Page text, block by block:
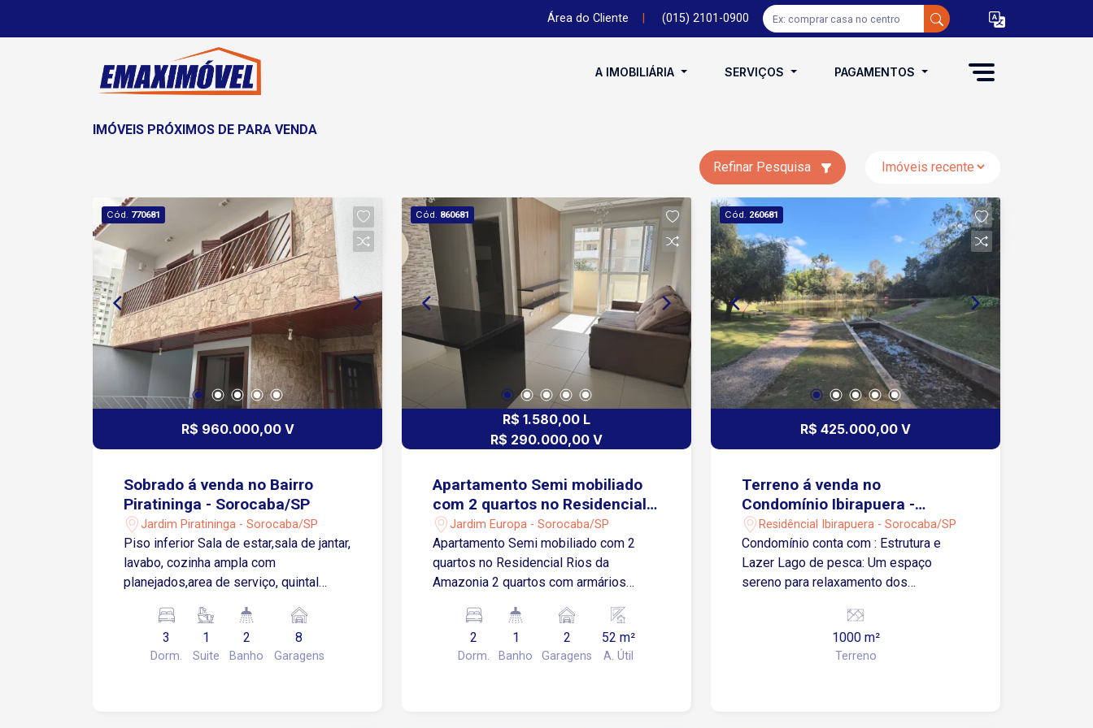
Área do Cliente (015) 2101-0900
A IMOBILIÁRIA SERVIÇOS PAGAMENTOS
IMÓVEIS PRÓXIMOS DE PARA VENDA
Refinar Pesquisa
Cód. 770681
R$ 960.000,00 V
Sobrado á venda no Bairro
Piratininga - Sorocaba/SP
Jardim Piratininga - Sorocaba/SP
Piso inferior Sala de estar,sala de jantar,
lavabo, cozinha ampla com
planejados,area de serviço, quintal
descobertas Piso superior: 3 quartos
sendo 1 suíte com closet, varanda e
hidro e wc social
3
Dorm.
1
Suite
2
Banho
8
Garagens
Cód. 860681
R$ 1.580,00 L
R$ 290.000,00 V
Apartamento Semi mobiliado
com 2 quartos no Residencial
Rios da Amazonia
Jardim Europa - Sorocaba/SP
Apartamento Semi mobiliado com 2
quartos no Residencial Rios da
Amazonia 2 quartos com armários
com varanda Cozinha com armários
integrada à área de serviços 1 vaga de
garagem Localização Localizado no
2
Dorm.
1
Banho
2
Garagens
52 m²
A. Útil
Cód. 260681
R$ 425.000,00 V
Terreno á venda no
Condomínio Ibirapuera -
Sorocaba/SP
Residêncial Ibirapuera - Sorocaba/SP
Condomínio conta com : Estrutura e
Lazer Lago de pesca: Um espaço
sereno para relaxamento dos
Ruas e espaços arborizados com rica
vegetação nativa. Ambiente privativo:
Baixa densidade populacional devido
1000 m²
Terreno